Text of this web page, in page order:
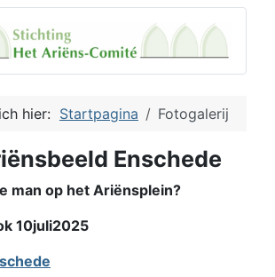
hier: Startpagina Fotogalerij
Enschede
man op het Ariënsplein?
10juli2025